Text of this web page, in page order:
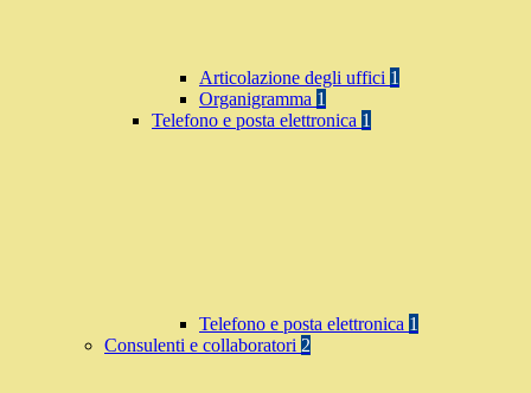
Articolazione degli uffici 1
Organigramma 1
Telefono e posta elettronica 1
Telefono e posta elettronica 1
Consulenti e collaboratori 2